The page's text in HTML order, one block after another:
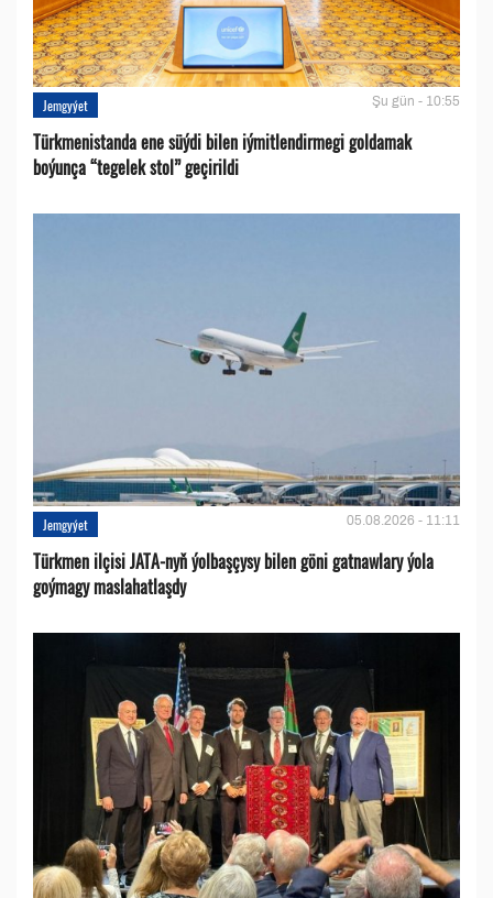
Jemgyýet Şu gün - 10:55
Türkmenistanda ene süýdi bilen iýmitlendirmegi goldamak
boýunça “tegelek stol” geçirildi
Jemgyýet 05.08.2026 - 11:11
Türkmen ilçisi JATA-nyň ýolbaşçysy bilen göni gatnawlary ýola
goýmagy maslahatlaşdy